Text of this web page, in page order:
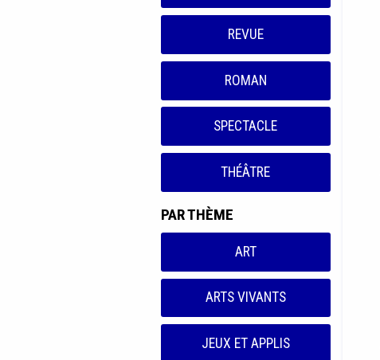
REVUE
ROMAN
SPECTACLE
THÉÂTRE
PAR THÈME
ART
ARTS VIVANTS
JEUX ET APPLIS